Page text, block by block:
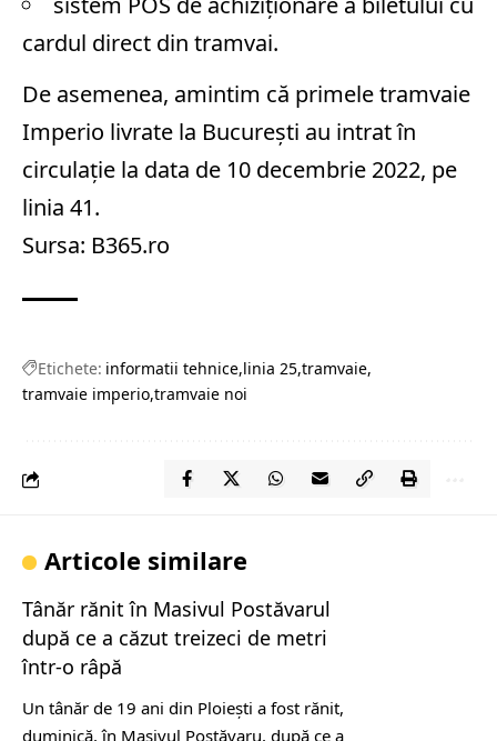
cardul direct din tramvai.
De asemenea, amintim că primele tramvaie
Imperio livrate la București au intrat în
circulație la data de 10 decembrie 2022, pe
linia 41.
Sursa: B365.ro
Etichete: informatii tehnice linia 25 tramvaie
tramvaie imperio tramvaie noi
Articole similare
Tânăr rănit în Masivul Postăvarul
după ce a căzut treizeci de metri
într-o râpă
Un tânăr de 19 ani din Ploieşti a fost rănit,
duminică, în Masivul Postăvaru, după ce a